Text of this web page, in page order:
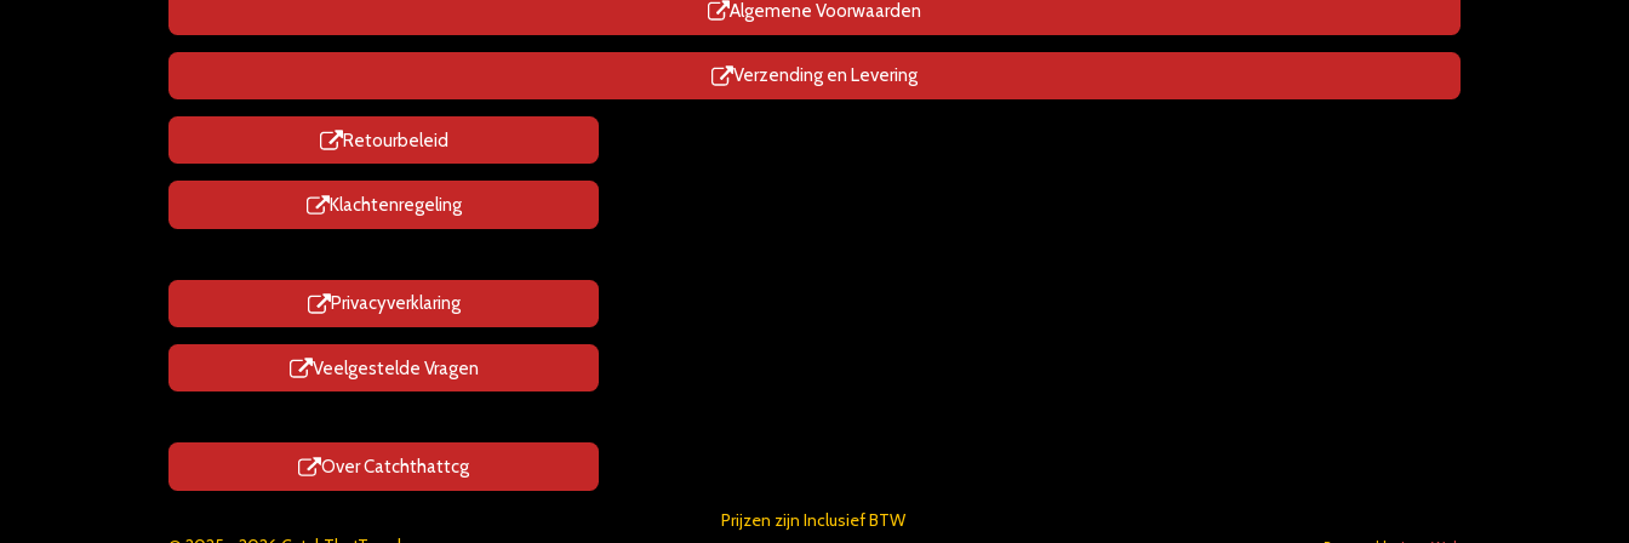
p
Algemene Voorwaarden
Verzending en Levering
Retourbeleid
Klachtenregeling
Privacyverklaring
Veelgestelde Vragen
Over Catchthattcg
Prijzen zijn Inclusief BTW